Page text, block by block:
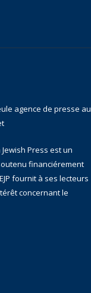
agence de presse au
Press est un
financiérement
fournit à ses lecteurs
concernant le